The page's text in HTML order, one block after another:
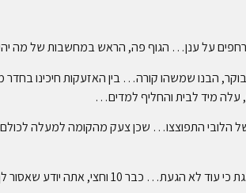
מרחפים על ענן… הגוף פה, הראש במחשבות של
הבנו שמשהו קורה… בין האזעקות חיכינו
מיד לבית והחליף למדים…
הלובי התפוצצו… שכן צעק מהקומה למעלה
כולם התארגנו במקלט ואני כל רגע אומרת